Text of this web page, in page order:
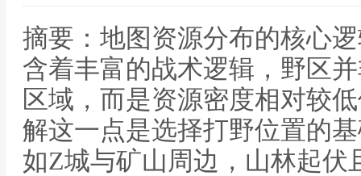
摘要：地图资源分布的核心
含着丰富的战术逻辑，野区
区域，而是资源密度相对较
解这一点是选择打野位置的
如Z城与矿山周边，山林起伏